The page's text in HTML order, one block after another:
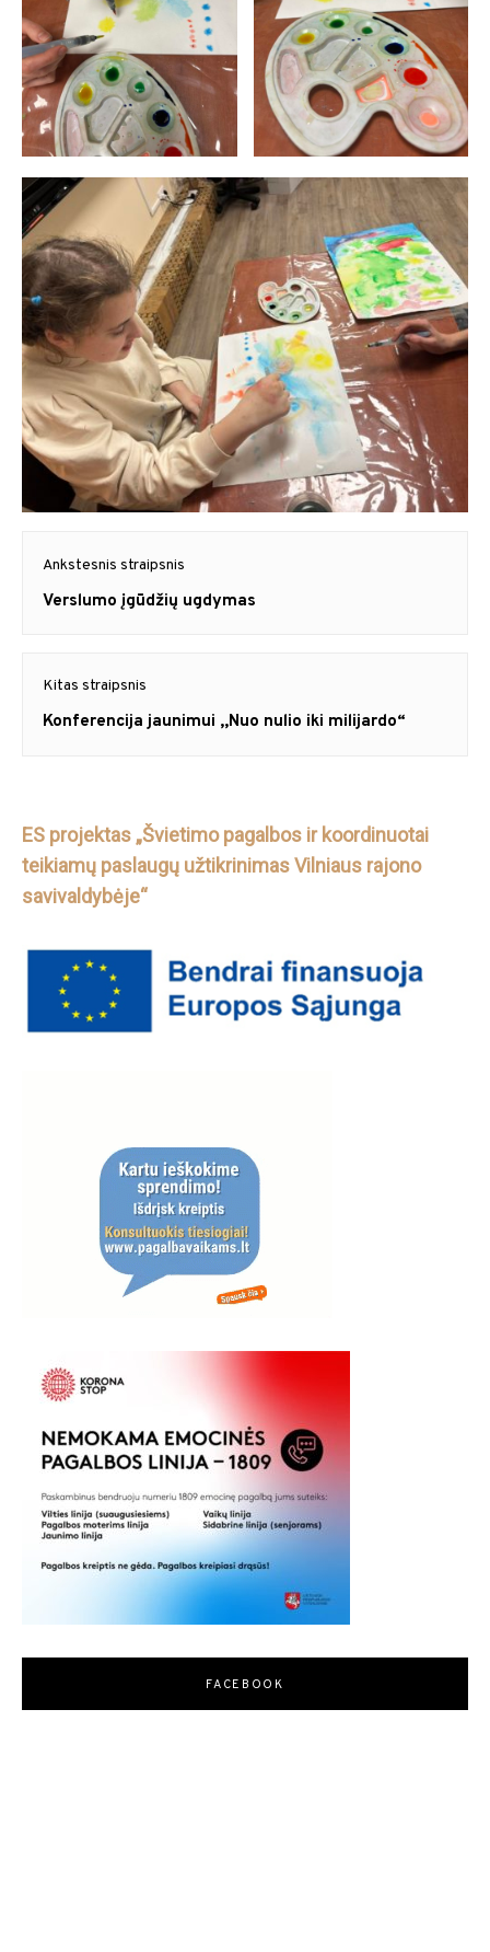
Navigacija
tarp
Ankstesnis straipsnis
Previous
Verslumo įgūdžių ugdymas
Kitas straipsnis
Next
Konferencija jaunimui ,,Nuo nulio iki milijardo“
ES projektas „Švietimo pagalbos ir koordinuotai
teikiamų paslaugų užtikrinimas Vilniaus rajono
savivaldybėje“
FACEBOOK